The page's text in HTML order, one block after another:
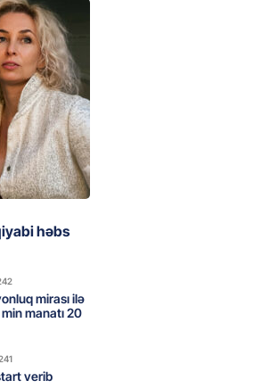
348
qırmızı
vəzifəli
həbs
mirası ilə
manatı 20
verib